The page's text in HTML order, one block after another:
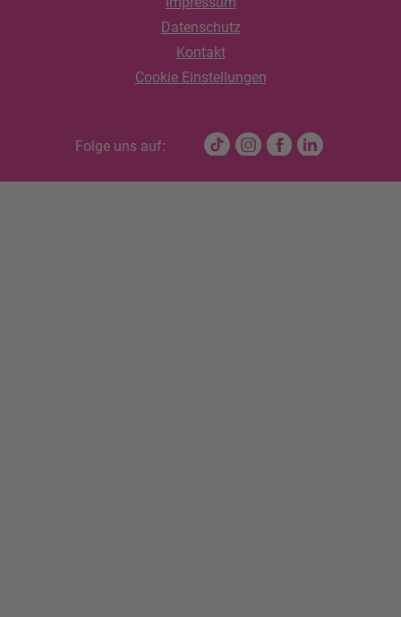
Datenschutz
Kontakt
Cookie Einstellungen
Folge uns auf: